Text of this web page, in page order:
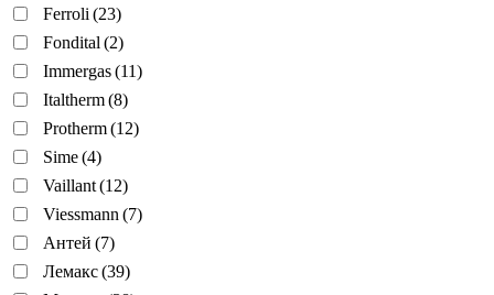
Ferroli (23)
Fondital (2)
Immergas(11)
Italtherm(8)
Protherm(12)
Sime(4)
Vaillant(12)
Viessmann (7)
Антей (7)
Лемакс(39)